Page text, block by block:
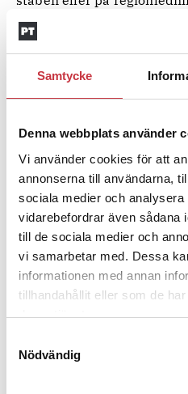
Samtycke
Denna webbplats använder
Vi använder cookies för att
annonserna till användarna,
sociala medier och
vidarebefordrar även sådana
till de sociala medier och
vi samarbetar med. Dessa
informationen med annan
tillhandahållit eller som de
deras tjänster.
Nödvändig
att lägesbilderna skilde
plats man befann sig på.
VAD FUNKADE BRA ENLIGT
Stort engagemang och vilja
Bra omhändertagande av
strukturerat genom krisstöd.
Källa: After action reviews
Risbergskainsatsen.
AFTER ACTION REVIEW